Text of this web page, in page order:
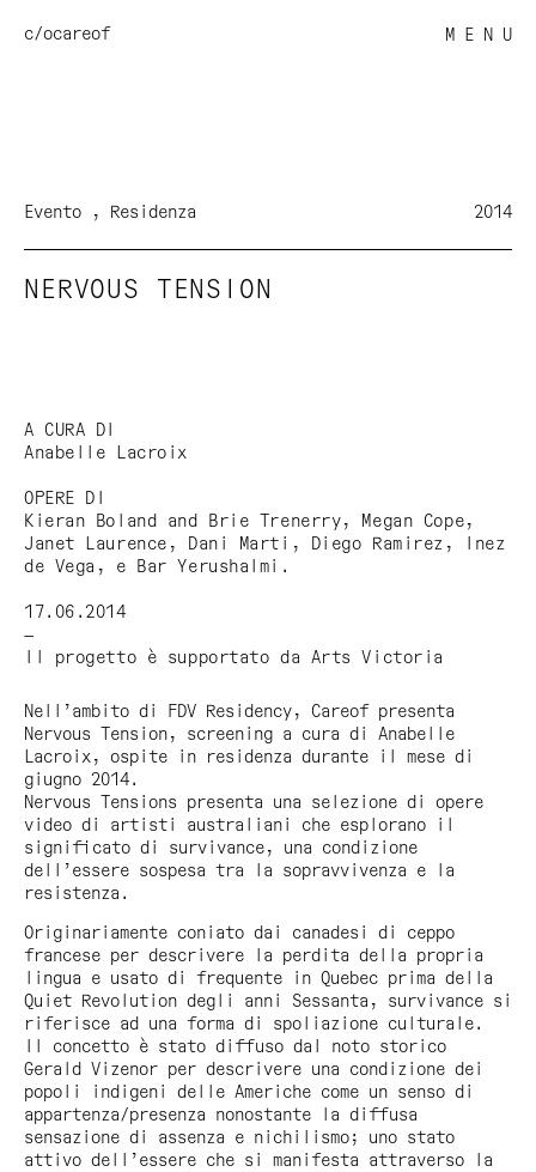
c/ocareof M E N U
Evento Residenza 2014
NERVOUS TENSION
A CURA DI
Anabelle Lacroix
OPERE DI
Kieran Boland and Brie Trenerry, Megan Cope,
Janet Laurence, Dani Marti, Diego Ramirez, Inez
de Vega, e Bar Yerushalmi.
17.06.2014
—
Il progetto è supportato da Arts Victoria
Nell’ambito di FDV Residency, Careof presenta
Nervous Tension , screening a cura di Anabelle
Lacroix, ospite in residenza durante il mese di
giugno 2014.
Nervous Tensions presenta una selezione di opere
video di artisti australiani che esplorano il
significato di survivance, una condizione
dell’essere sospesa tra la sopravvivenza e la
resistenza.
Originariamente coniato dai canadesi di ceppo
francese per descrivere la perdita della propria
lingua e usato di frequente in Quebec prima della
Quiet Revolution degli anni Sessanta, survivance si
riferisce ad una forma di spoliazione culturale.
Il concetto è stato diffuso dal noto storico
Gerald Vizenor per descrivere una condizione dei
popoli indigeni delle Americhe come un senso di
appartenza/presenza nonostante la diffusa
sensazione di assenza e nichilismo; uno stato
attivo dell’essere che si manifesta attraverso la